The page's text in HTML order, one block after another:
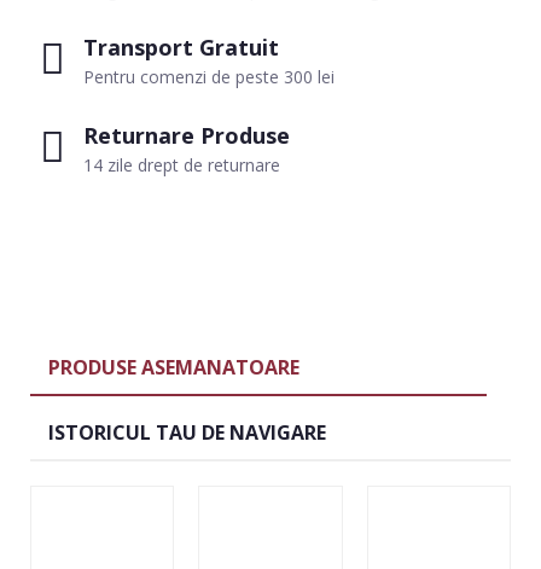
Transport Gratuit
Pentru comenzi de peste 300 lei
Returnare Produse
14 zile drept de returnare
PRODUSE ASEMANATOARE
ISTORICUL TAU DE NAVIGARE